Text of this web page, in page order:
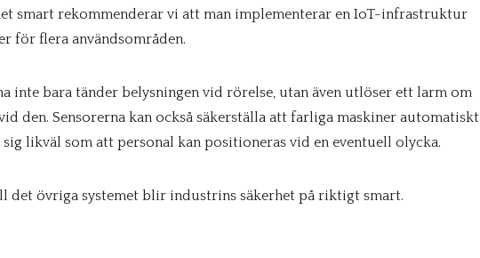
smart rekommenderar vi att man implementerar en IoT-infrastruktur
för flera användsområden.
inte bara tänder belysningen vid rörelse, utan även utlöser ett larm om
den. Sensorerna kan också säkerställa att farliga maskiner automatiskt
likväl som att personal kan positioneras vid en eventuell olycka.
det övriga systemet blir industrins säkerhet på riktigt smart.